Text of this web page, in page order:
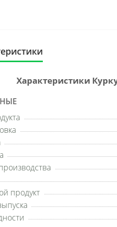
Характеристики
продукт